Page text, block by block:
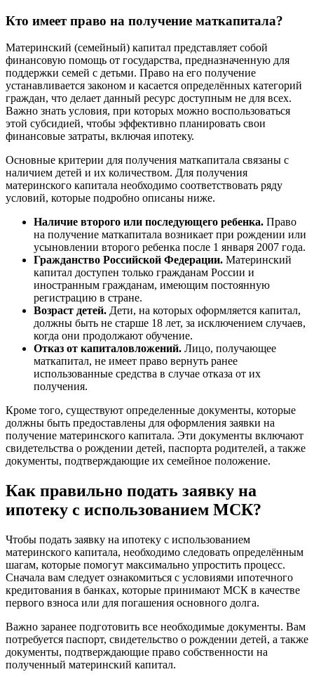
Кто имеет право на получение маткапитала?
Материнский (семейный) капитал представляет собой
финансовую помощь от государства, предназначенную для
поддержки семей с детьми. Право на его получение
устанавливается законом и касается определённых категорий
граждан, что делает данный ресурс доступным не для всех.
Важно знать условия, при которых можно воспользоваться
этой субсидией, чтобы эффективно планировать свои
финансовые затраты, включая ипотеку.
Основные критерии для получения маткапитала связаны с
наличием детей и их количеством. Для получения
материнского капитала необходимо соответствовать ряду
условий, которые подробно описаны ниже.
Наличие второго или последующего ребенка. Право
на получение маткапитала возникает при рождении или
усыновлении второго ребенка после 1 января 2007 года.
Гражданство Российской Федерации. Материнский
капитал доступен только гражданам России и
иностранным гражданам, имеющим постоянную
регистрацию в стране.
Возраст детей. Дети, на которых оформляется капитал,
должны быть не старше 18 лет, за исключением случаев,
когда они продолжают обучение.
Отказ от капиталовложений. Лицо, получающее
маткапитал, не имеет право вернуть ранее
использованные средства в случае отказа от их
получения.
Кроме того, существуют определенные документы, которые
должны быть предоставлены для оформления заявки на
получение материнского капитала. Эти документы включают
свидетельства о рождении детей, паспорта родителей, а также
документы, подтверждающие их семейное положение.
Как правильно подать заявку на
ипотеку с использованием МСК?
Чтобы подать заявку на ипотеку с использованием
материнского капитала, необходимо следовать определённым
шагам, которые помогут максимально упростить процесс.
Сначала вам следует ознакомиться с условиями ипотечного
кредитования в банках, которые принимают МСК в качестве
первого взноса или для погашения основного долга.
Важно заранее подготовить все необходимые документы. Вам
потребуется паспорт, свидетельство о рождении детей, а также
документы, подтверждающие право собственности на
полученный материнский капитал.